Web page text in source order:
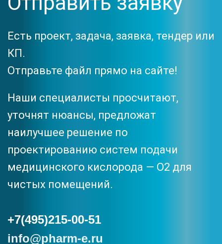
Есть проект, задача, заявка, тендер или
КП.
Отправьте файл прямо на сайте!
Наши специалисты просчитают,
уточнят нюансы, предложат
наилучшее решение по
проектированию систем подачи
медицинского кислорода — O2 для
чистых помещений.
+7(495)215-00-51
info@pharm-e.ru